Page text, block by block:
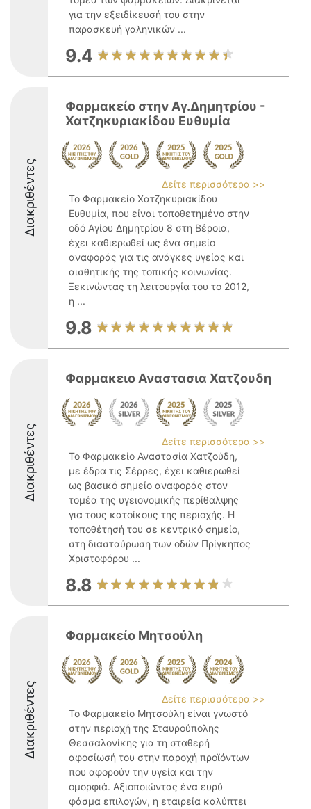
για την εξειδίκευσή του στην
παρασκευή γαληνικών ...
9.4
Διακριθέντες
Φαρμακείο στην Αγ.Δημητρίου -
Χατζηκυριακίδου Ευθυμία
Δείτε περισσότερα >>
Το Φαρμακείο Χατζηκυριακίδου
Ευθυμία, που είναι τοποθετημένο στην
οδό Αγίου Δημητρίου 8 στη Βέροια,
έχει καθιερωθεί ως ένα σημείο
αναφοράς για τις ανάγκες υγείας και
αισθητικής της τοπικής κοινωνίας.
Ξεκινώντας τη λειτουργία του το 2012,
η ...
9.8
Διακριθέντες
Φαρμακειο Αναστασια Χατζουδη
Δείτε περισσότερα >>
Το Φαρμακείο Αναστασία Χατζούδη,
με έδρα τις Σέρρες, έχει καθιερωθεί
ως βασικό σημείο αναφοράς στον
τομέα της υγειονομικής περίθαλψης
για τους κατοίκους της περιοχής. Η
τοποθέτησή του σε κεντρικό σημείο,
στη διασταύρωση των οδών Πρίγκηπος
Χριστοφόρου ...
8.8
Διακριθέντες
Φαρμακείο Μητσούλη
Δείτε περισσότερα >>
Το Φαρμακείο Μητσούλη είναι γνωστό
στην περιοχή της Σταυρούπολης
Θεσσαλονίκης για τη σταθερή
αφοσίωσή του στην παροχή προϊόντων
που αφορούν την υγεία και την
ομορφιά. Αξιοποιώντας ένα ευρύ
φάσμα επιλογών, η εταιρεία καλύπτει